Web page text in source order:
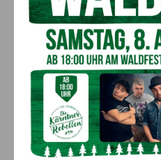
„Die hohe körperliche
steile Gelände war für alle
Bezirksrettungskommandant
Hermagor. „Unsere Aufgabe
Einsatzkräfte medizinisch
Bevölkerung bei Bedarf zu
Die Zusammenarbeit zwischen
Bergrettung, Bundesheer und